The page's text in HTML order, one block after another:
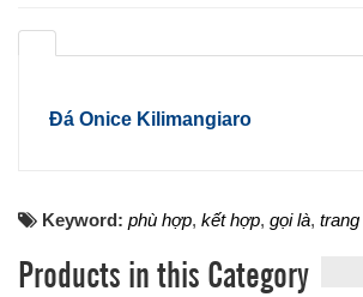
Đá Onice Kilimangiaro
Keyword: phù hợp, kết hợp, gọi là,
Products in this Category